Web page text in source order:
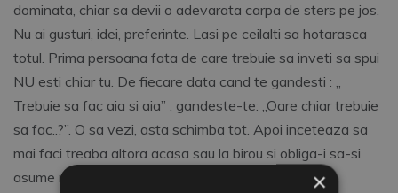
dominata, chiar sa devii o adevarata carpa de sters pe jos.
Nu ai gusturi, idei, preferinte. Lasi pe ceilalti sa hotarasca
totul. Prima persoana fata de care trebuie sa inveti sa spui
NU esti chiar tu. De fiecare data cand te gandesti : „
Trebuie sa fac aia si aia” , gandeste-te: „Oare chiar trebuie
sa fac..?”. O sa vezi, asta schimba tot. Apoi inceteaza sa
mai faci treaba altora acasa sau la birou si obliga-i sa-si
asume responsabilitati.
×